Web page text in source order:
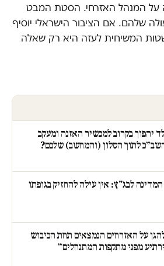
על המנהל האזרחי. הסטת המבט
שלהם. אם הציבור הישראלי יוסיף
המשיחית לעזה היא רק שאלה
יהפוך בקרוב למכשיר האזנה ומעקב
לתוך הסלון (והמחשב) שלכם?
המדינה לבג"ץ: אין עילה להחזיק בגופתו
על האזרחים הנמצאים תחת הכיבוש
מפני מתקפות המתנחלים״